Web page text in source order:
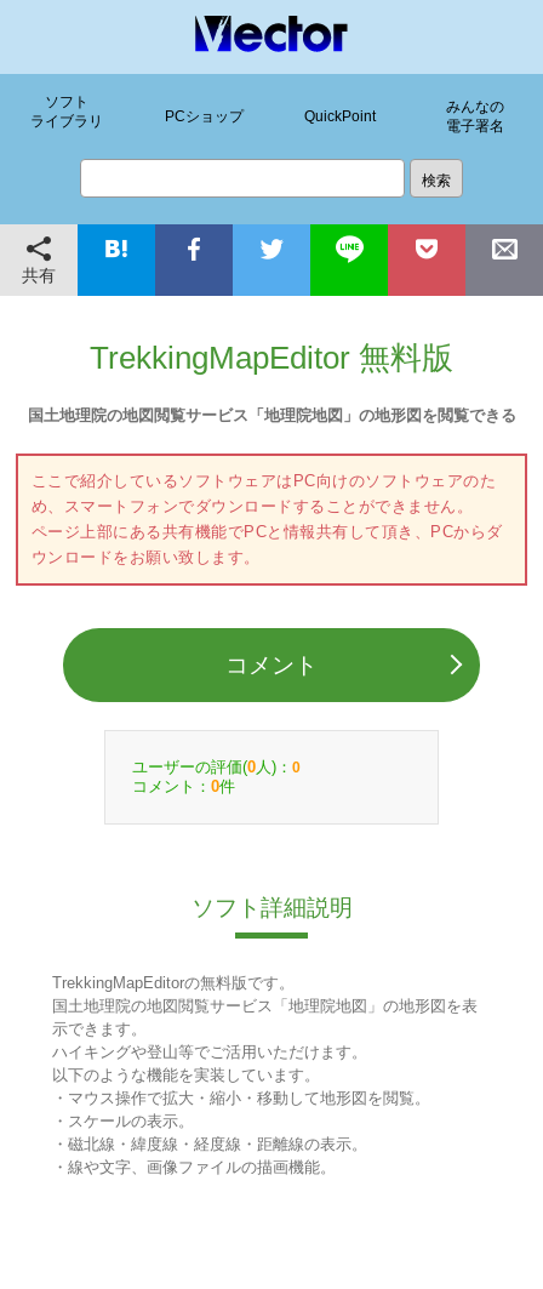
ソフト
ライブラリ
PCショップ QuickPoint
みんなの
電子署名
共有
TrekkingMapEditor 無料版
国土地理院の地図閲覧サービス「地理院地図」の地形図を閲覧できる
ここで紹介しているソフトウェアはPC向けのソフトウェアのた
め、スマートフォンでダウンロードすることができません。
ページ上部にある共有機能でPCと情報共有して頂き、PCからダ
ウンロードをお願い致します。
コメント
ユーザーの評価(0 人)： 0
コメント： 0件
ソフト詳細説明
TrekkingMapEditorの無料版です。
国土地理院の地図閲覧サービス「地理院地図」の地形図を表
示できます。
ハイキングや登山等でご活用いただけます。
以下のような機能を実装しています。
・マウス操作で拡大・縮小・移動して地形図を閲覧。
・スケールの表示。
・磁北線・緯度線・経度線・距離線の表示。
・線や文字、画像ファイルの描画機能。